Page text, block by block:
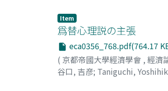
Item
爲替心理説の主張
eca0356_768.pdf(764.17
( 京都帝國大學經濟學會 , 經濟
谷口, 吉彦; Taniguchi,